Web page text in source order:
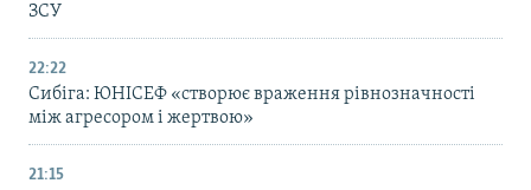
ЗСУ
22:22
Сибіга: ЮНІСЕФ «створює враження рівнозначності
між агресором і жертвою»
21:15